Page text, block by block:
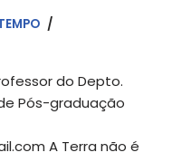
do Depto.
Pós-graduação
A Terra não é